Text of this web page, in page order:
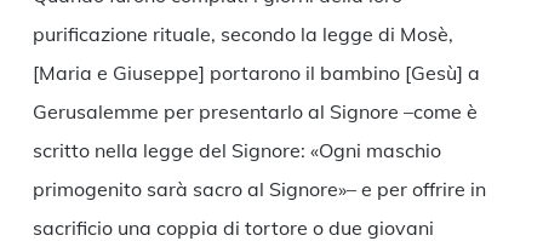
purificazione rituale, secondo la legge di Mosè,
[Maria e Giuseppe] portarono il bambino [Gesù] a
Gerusalemme per presentarlo al Signore –come è
scritto nella legge del Signore: «Ogni maschio
primogenito sarà sacro al Signore»– e per offrire in
sacrificio una coppia di tortore o due giovani